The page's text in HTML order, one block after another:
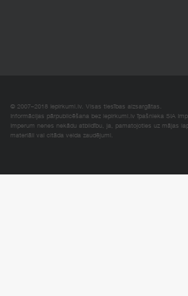
© 2007–2018 Iepirkumi.lv. Visas tiesības aizsargātas.
Informācijas pārpublicēšana bez iepirkumi.lv īpašnieka SIA
Imperum nenes nekādu atbildību, ja, pamatojoties uz mājas
materiāli vai citāda veida zaudējumi.